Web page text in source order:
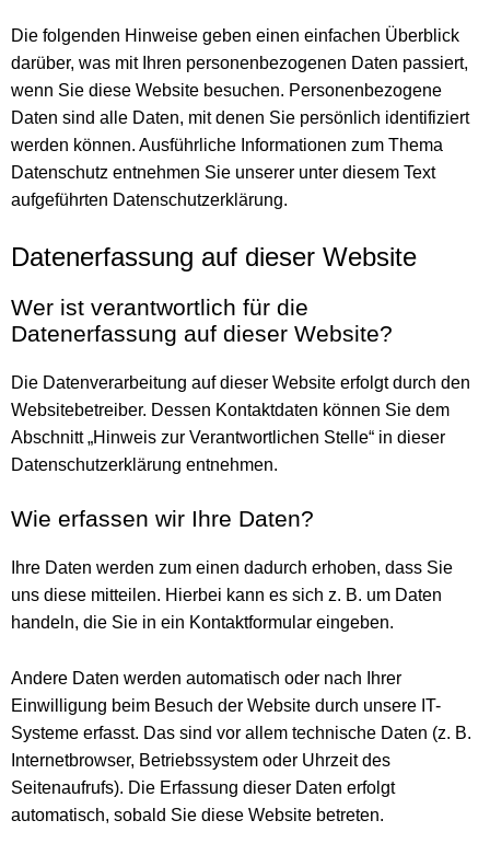
Die folgenden Hinweise geben einen einfachen Überblick
darüber, was mit Ihren personenbezogenen Daten passiert,
wenn Sie diese Website besuchen. Personenbezogene
Daten sind alle Daten, mit denen Sie persönlich identifiziert
werden können. Ausführliche Informationen zum Thema
Datenschutz entnehmen Sie unserer unter diesem Text
aufgeführten Datenschutzerklärung.
Datenerfassung auf dieser Website
Wer ist verantwortlich für die
Datenerfassung auf dieser Website?
Die Datenverarbeitung auf dieser Website erfolgt durch den
Websitebetreiber. Dessen Kontaktdaten können Sie dem
Abschnitt „Hinweis zur Verantwortlichen Stelle“ in dieser
Datenschutzerklärung entnehmen.
Wie erfassen wir Ihre Daten?
Ihre Daten werden zum einen dadurch erhoben, dass Sie
uns diese mitteilen. Hierbei kann es sich z. B. um Daten
handeln, die Sie in ein Kontaktformular eingeben.
Andere Daten werden automatisch oder nach Ihrer
Einwilligung beim Besuch der Website durch unsere IT-
Systeme erfasst. Das sind vor allem technische Daten (z. B.
Internetbrowser, Betriebssystem oder Uhrzeit des
Seitenaufrufs). Die Erfassung dieser Daten erfolgt
automatisch, sobald Sie diese Website betreten.